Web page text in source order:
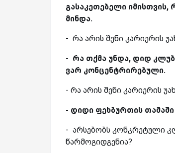
გასაკეთებელი
მინდა.
- რა არის შენი კარიერის
- რა თქმა უნდა, დიდ
ვარ კონცენტრირებული.
- რა არის შენი კარიერის
- დიდი ფეხბურთის
- არსებობს კონკრეტული
წარმოგიდგენია?